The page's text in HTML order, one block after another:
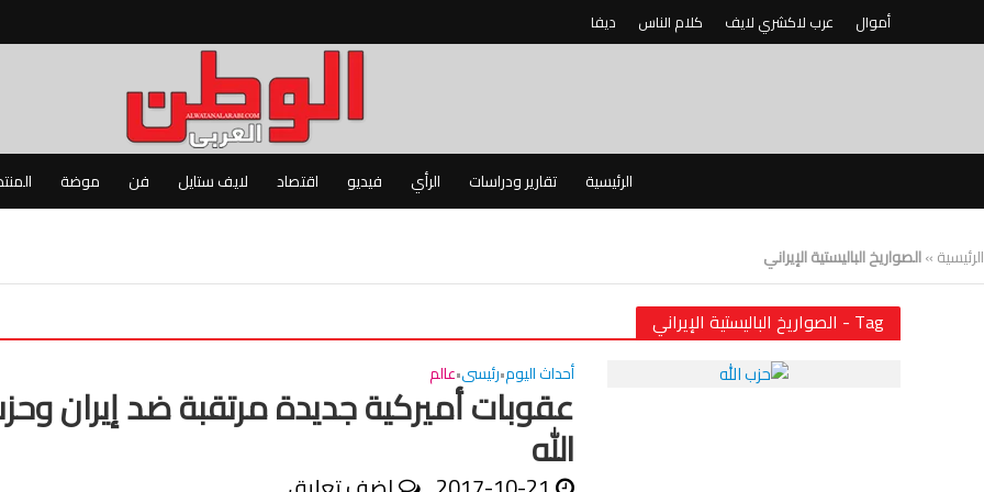
أموال عرب لاكشري لايف كلام الناس ديفا
الرئيسية تقارير ودراسات الرأي فيديو اقتصاد لايف ستايل فن موضة
الرئيسية»الصواريخ الباليستية الإيراني
Tag - الصواريخ الباليستية الإيراني
أحداث اليوم•رئيسى•عالم
عقوبات أميركية جديدة مرتقبة ضد إيران
الله